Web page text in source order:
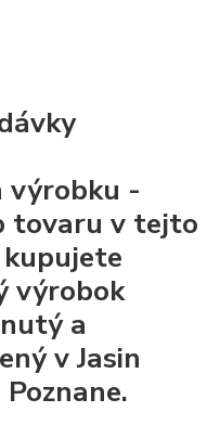
výrobku -
tovaru v tejto
výrobok
a
v Jasin